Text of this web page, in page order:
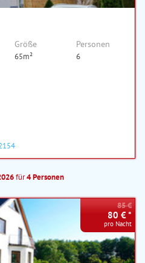
Größe
65m²
Personen
6
für4 Personen
85 €
80 € *
pro Nacht